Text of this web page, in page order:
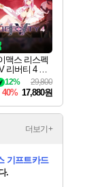
맥스 리스펙
리버티 4 팩
RESPECT
4 Pack D
29,800
12%
40% 17,880원
더보기+
기프트카드
.